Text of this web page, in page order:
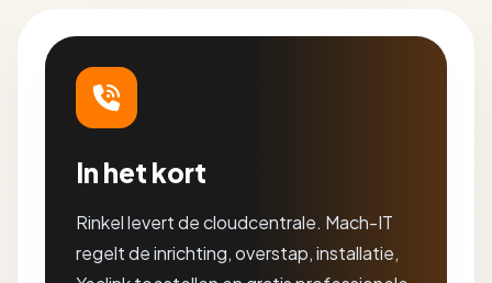
In het kort
Rinkel levert de cloudcentrale. Mach-IT
regelt de inrichting, overstap, installatie,